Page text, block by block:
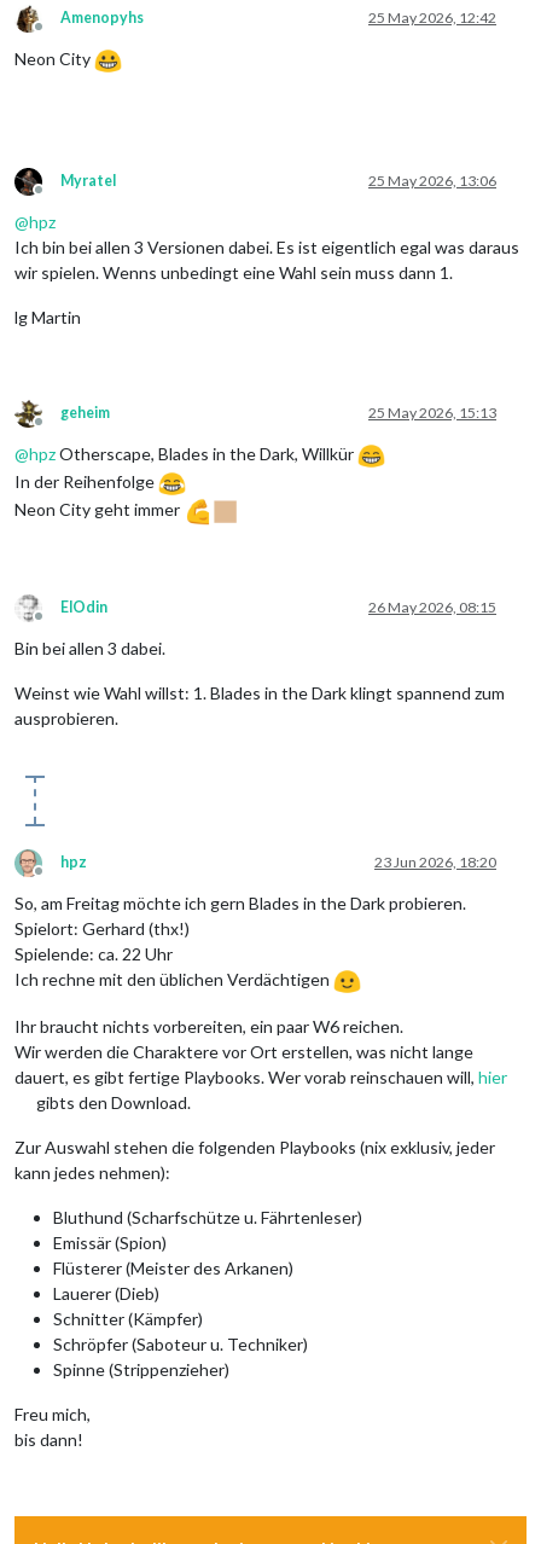
Offline
Amenopyhs 25 May 2026, 12:42
Neon City
Offline
Myratel 25 May 2026, 13:06
@hpz
Ich bin bei allen 3 Versionen dabei. Es ist eigentlich egal was daraus
wir spielen. Wenns unbedingt eine Wahl sein muss dann 1.
lg Martin
Offline
geheim 25 May 2026, 15:13
@hpzOtherscape, Blades in the Dark, Willkür
In der Reihenfolge
Neon City geht immer
Offline
ElOdin 26 May 2026, 08:15
Bin bei allen 3 dabei.
Weinst wie Wahl willst: 1. Blades in the Dark klingt spannend zum
ausprobieren.
Offline
hpz 23 Jun 2026, 18:20
So, am Freitag möchte ich gern Blades in the Dark probieren.
Spielort: Gerhard (thx!)
Spielende: ca. 22 Uhr
Ich rechne mit den üblichen Verdächtigen
Ihr braucht nichts vorbereiten, ein paar W6 reichen.
Wir werden die Charaktere vor Ort erstellen, was nicht lange
dauert, es gibt fertige Playbooks. Wer vorab reinschauen will, hier
gibts den Download.
Zur Auswahl stehen die folgenden Playbooks (nix exklusiv, jeder
kann jedes nehmen):
Bluthund (Scharfschütze u. Fährtenleser)
Emissär (Spion)
Flüsterer (Meister des Arkanen)
Lauerer (Dieb)
Schnitter (Kämpfer)
Schröpfer (Saboteur u. Techniker)
Spinne (Strippenzieher)
Freu mich,
bis dann!